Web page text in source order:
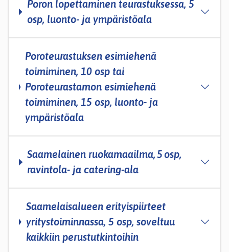
Poron lopettaminen teurastuksessa, 5
osp, luonto- ja ympäristöala
Poroteurastuksen esimiehenä
toimiminen, 10 osp tai
Poroteurastamon esimiehenä
toimiminen, 15 osp, luonto- ja
ympäristöala
Saamelainen ruokamaailma, 5 osp,
ravintola- ja catering-ala
Saamelaisalueen erityispiirteet
yritystoiminnassa, 5 osp, soveltuu
kaikkiin perustutkintoihin